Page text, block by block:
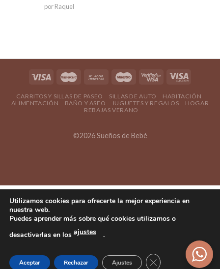
Valorado en
5
de 5
por Raquel
CARRITOS Y SILLAS DE PASEO SILLAS DE AUTO
HABITACIÓN
ALIMENTACIÓN
BAÑO Y ASEO JUGUETES Y REGALOS
HOGAR
REBAJAS VERANO
©2026 Sueños de Bebé
Utilizamos cookies para ofrecerte la mejor experiencia en
nuestra web.
Puedes aprender más sobre qué cookies utilizamos o
desactivarlas en los ajustes .
Aceptar Rechazar Ajustes Cerrar el banner de